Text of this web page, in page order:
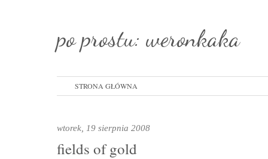
po prostu: weronkaka
STRONA GŁÓWNA
wtorek, 19 sierpnia 2008
fields of gold